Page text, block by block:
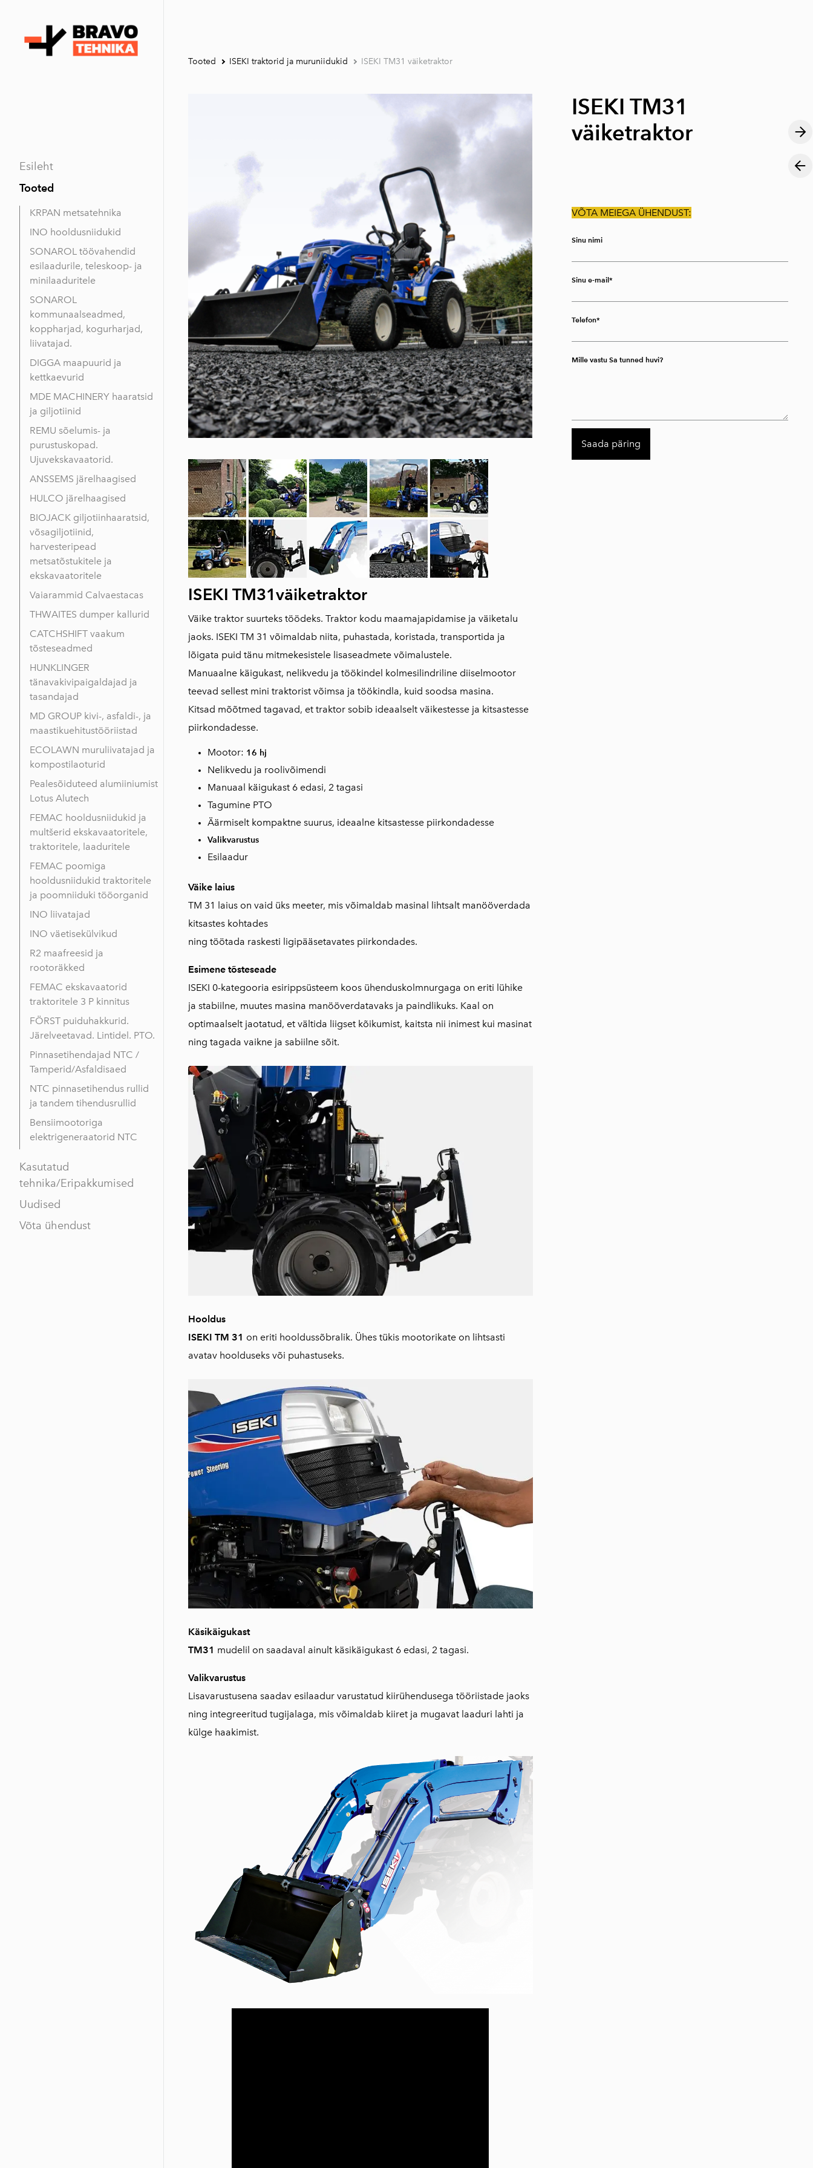
Esileht
Tooted
KRPAN metsatehnika
INO hooldusniidukid
SONAROL töövahendid
esilaadurile, teleskoop- ja
minilaaduritele
SONAROL
kommunaalseadmed,
koppharjad, kogurharjad,
liivatajad.
DIGGA maapuurid ja
kettkaevurid
MDE MACHINERY haaratsid
ja giljotiinid
REMU sõelumis- ja
purustuskopad.
Ujuvekskavaatorid.
ANSSEMS järelhaagised
HULCO järelhaagised
BIOJACK giljotiinhaaratsid,
võsagiljotiinid,
harvesteripead
metsatõstukitele ja
ekskavaatoritele
Vaiarammid Calvaestacas
THWAITES dumper kallurid
CATCHSHIFT vaakum
tõsteseadmed
HUNKLINGER
tänavakivipaigaldajad ja
tasandajad
MD GROUP kivi-, asfaldi-, ja
maastikuehitustööriistad
ECOLAWN muruliivatajad ja
kompostilaoturid
Pealesõiduteed alumiiniumist
Lotus Alutech
FEMAC hooldusniidukid ja
multšerid ekskavaatoritele,
traktoritele, laaduritele
FEMAC poomiga
hooldusniidukid traktoritele
ja poomniiduki tööorganid
INO liivatajad
INO väetisekülvikud
R2 maafreesid ja
rootoräkked
FEMAC ekskavaatorid
traktoritele 3 P kinnitus
FÖRST puiduhakkurid.
Järelveetavad. Lintidel. PTO.
Pinnasetihendajad NTC /
Tamperid/Asfaldisaed
NTC pinnasetihendus rullid
ja tandem tihendusrullid
Bensiimootoriga
elektrigeneraatorid NTC
Kasutatud
tehnika/Eripakkumised
Uudised
Võta ühendust
Tooted ISEKI traktorid ja muruniidukid ISEKI TM31 väiketraktor
ISEKI TM31väiketraktor
Väike traktor suurteks töödeks. Traktor kodu maamajapidamise ja väiketalu
jaoks. ISEKI TM 31 võimaldab niita, puhastada, koristada, transportida ja
lõigata puid tänu mitmekesistele lisaseadmete võimalustele.
Manuaalne käigukast, nelikvedu ja töökindel kolmesilindriline diiselmootor
teevad sellest mini traktorist võimsa ja töökindla, kuid soodsa masina.
Kitsad mõõtmed tagavad, et traktor sobib ideaalselt väikestesse ja kitsastesse
piirkondadesse.
Mootor: 16 hj
Nelikvedu ja roolivõimendi
Manuaal käigukast 6 edasi, 2 tagasi
Tagumine PTO
Äärmiselt kompaktne suurus, ideaalne kitsastesse piirkondadesse
Valikvarustus
Esilaadur
Väike laius
TM 31 laius on vaid üks meeter, mis võimaldab masinal lihtsalt manööverdada
kitsastes kohtades
ning töötada raskesti ligipääsetavates piirkondades.
Esimene tõsteseade
ISEKI 0-kategooria esirippsüsteem koos ühenduskolmnurgaga on eriti lühike
ja stabiilne, muutes masina manööverdatavaks ja paindlikuks. Kaal on
optimaalselt jaotatud, et vältida liigset kõikumist, kaitsta nii inimest kui masinat
ning tagada vaikne ja sabiilne sõit.
Hooldus
ISEKI TM 31 on eriti hooldus­sõbralik. Ühes tükis mootorikate on lihtsasti
avatav hoolduseks või puhastuseks.
Käsikäigukast
TM31 mudelil on saadaval ainult käsikäigukast 6 edasi, 2 tagasi.
Valikvarustus
Lisavarustusena saadav esilaadur varustatud kiirühendusega tööriistade jaoks
ning integreeritud tugijalaga, mis võimaldab kiiret ja mugavat laaduri lahti ja
külge haakimist.
ISEKI TM31
väiketraktor
VÕTA MEIEGA ÜHENDUST:
Sinu nimi
Sinu e-mail
Telefon
Mille vastu Sa tunned huvi?